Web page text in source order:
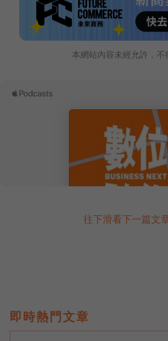
本網站內容未經允許，不
往下滑看下一篇文
即時熱門文章